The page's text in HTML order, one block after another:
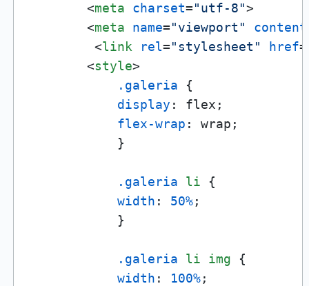
<meta charset="utf-8">
<meta name="viewport" content
<link rel="stylesheet" href=
<style>
.galeria {
display : flex;
flex-wrap : wrap;
            }
.galeria li {
width : 50%;
            }
.galeria li img {
width : 100%;